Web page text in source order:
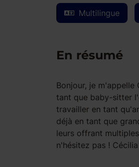
Multilingue
En résumé
Bonjour, je m'appelle
tant que baby-sitter
travailler en tant
déjà en tant que
leurs offrant
n'hésitez pas ! Cécilia